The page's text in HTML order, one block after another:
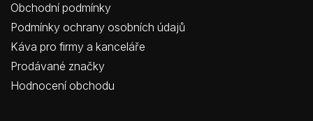
Obchodní podmínky
Podmínky ochrany osobních údajů
Káva pro firmy a kanceláře
Prodávané značky
Hodnocení obchodu